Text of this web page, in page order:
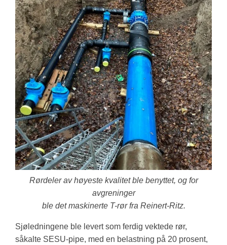
Rørdeler av høyeste kvalitet ble benyttet, og for
avgreninger
ble det maskinerte T-rør fra Reinert-Ritz.
Sjøledningene ble levert som ferdig vektede rør,
såkalte SESU-pipe, med en belastning på 20 prosent,